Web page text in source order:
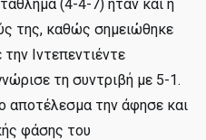
(4-4-7) ήταν και η
της, καθώς σημειώθηκε
Ιντεπεντιέντε
τη συντριβή με 5-1.
αποτέλεσμα την άφησε και
φάσης του